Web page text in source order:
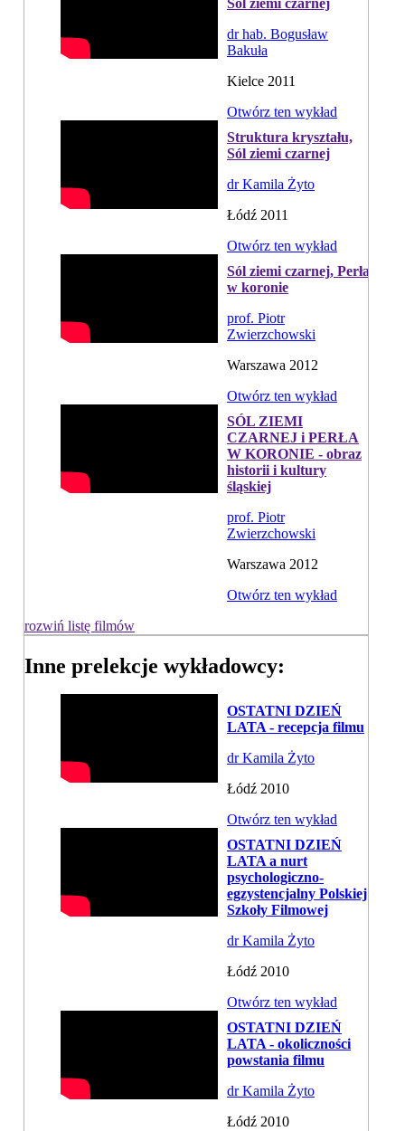
Sól ziemi czarnej
dr hab. Bogusław
Bakuła
Kielce 2011
Otwórz ten wykład
Struktura kryształu,
Sól ziemi czarnej
dr Kamila Żyto
Łódź 2011
Otwórz ten wykład
Sól ziemi czarnej, Perła
w koronie
prof. Piotr
Zwierzchowski
Warszawa 2012
Otwórz ten wykład
SÓL ZIEMI
CZARNEJ i PERŁA
W KORONIE - obraz
historii i kultury
śląskiej
prof. Piotr
Zwierzchowski
Warszawa 2012
Otwórz ten wykład
rozwiń listę filmów
Inne prelekcje wykładowcy:
OSTATNI DZIEŃ
LATA - recepcja filmu
dr Kamila Żyto
Łódź 2010
Otwórz ten wykład
OSTATNI DZIEŃ
LATA a nurt
psychologiczno-
egzystencjalny Polskiej
Szkoły Filmowej
dr Kamila Żyto
Łódź 2010
Otwórz ten wykład
OSTATNI DZIEŃ
LATA - okoliczności
powstania filmu
dr Kamila Żyto
Łódź 2010